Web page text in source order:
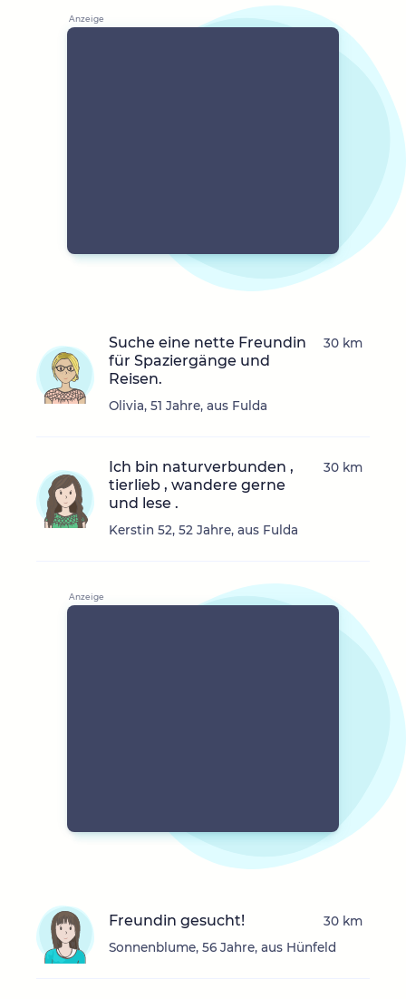
Suche eine nette Freundin
für Spaziergänge und
Reisen.
Olivia, 51 Jahre, aus Fulda
30 km
Ich bin naturverbunden ,
tierlieb , wandere gerne
und lese .
Kerstin 52, 52 Jahre, aus Fulda
30 km
Freundin gesucht!
Sonnenblume, 56 Jahre, aus Hünfeld
30 km